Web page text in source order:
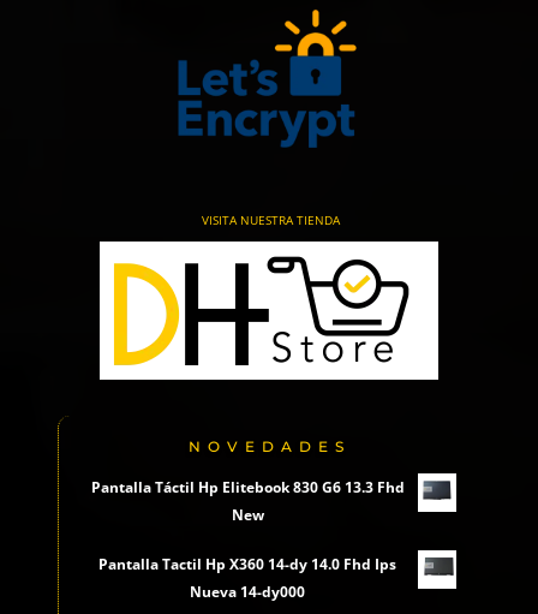
VISITA NUESTRA TIENDA
NOVEDADES
Pantalla Táctil Hp Elitebook 830 G6 13.3 Fhd
New
Pantalla Tactil Hp X360 14-dy 14.0 Fhd Ips
Nueva 14-dy000